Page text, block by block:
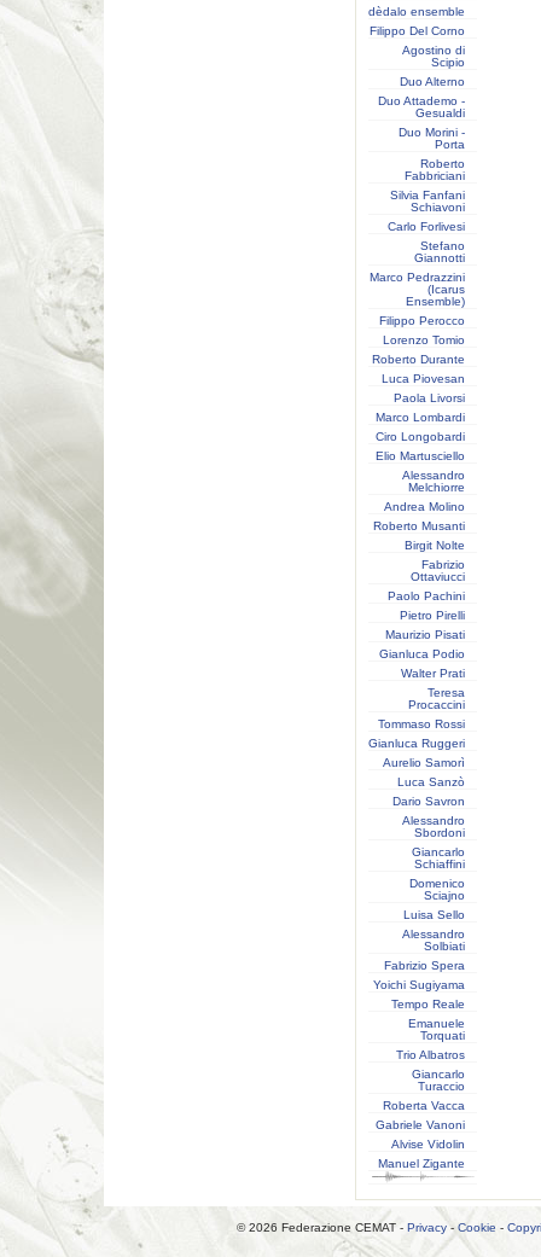
dèdalo ensemble
Filippo Del Corno
Agostino di
Scipio
Duo Alterno
Duo Attademo -
Gesualdi
Duo Morini -
Porta
Roberto
Fabbriciani
Silvia Fanfani
Schiavoni
Carlo Forlivesi
Stefano
Giannotti
Marco Pedrazzini
(Icarus
Ensemble)
Filippo Perocco
Lorenzo Tomio
Roberto Durante
Luca Piovesan
Paola Livorsi
Marco Lombardi
Ciro Longobardi
Elio Martusciello
Alessandro
Melchiorre
Andrea Molino
Roberto Musanti
Birgit Nolte
Fabrizio
Ottaviucci
Paolo Pachini
Pietro Pirelli
Maurizio Pisati
Gianluca Podio
Walter Prati
Teresa
Procaccini
Tommaso Rossi
Gianluca Ruggeri
Aurelio Samorì
Luca Sanzò
Dario Savron
Alessandro
Sbordoni
Giancarlo
Schiaffini
Domenico
Sciajno
Luisa Sello
Alessandro
Solbiati
Fabrizio Spera
Yoichi Sugiyama
Tempo Reale
Emanuele
Torquati
Trio Albatros
Giancarlo
Turaccio
Roberta Vacca
Gabriele Vanoni
Alvise Vidolin
Manuel Zigante
© 2026 Federazione CEMAT - Privacy- Cookie -